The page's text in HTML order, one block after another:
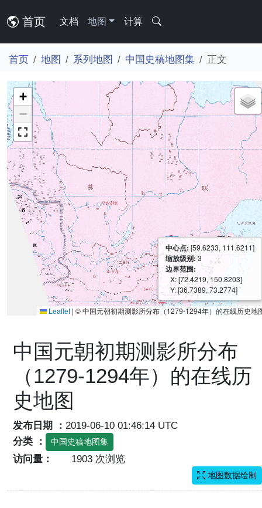
首页 文档 地图 计算
首页 地图 系列地图 中国史稿地图集 正文
+
−
中心点:[59.6233, 111.6211]
缩放级别:3
边界范围:
X: [72.4219, 150.8203]
Y: [36.7389, 73.2774]
Leaflet | © 中国元朝初期测影所分布（1279-1294年）的在线历史地
中国元朝初期测影所分布
（1279-1294年）的在线历
史地图
发布日期 ： 2019-06-10 01:46:14 UTC
分类 ：
中国史稿地图集
访问量： 1903 次浏览
地图数据绘制